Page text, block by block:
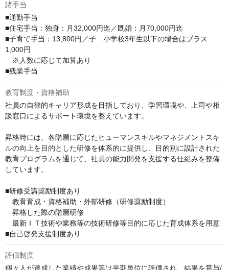
諸手当
■通勤手当
■住宅手当：独身：月32,000円迄／既婚：月70,000円迄
■子育て手当：13,800円／子　小学校3年生以下の場合はプラス
1,000円
※人数に応じて加算あり
■残業手当
教育制度・資格補助
社員の自律的キャリア形成を目指しており、学習環境や、上司や相
談窓口によるサポート環境を整えています。
昇格時には、各階層に応じたヒューマンスキルやマネジメントスキ
ルの向上を目的とした研修を体系的に提供し、目的別に設計された
教育プログラムを通じて、社員の能力開発を支援する仕組みを整備
しています。
■研修受講奨励制度あり
教育育成・資格補助・外部研修（研修奨励制度）
昇格した際の階層研修
最新ＩＴ技術や業務等の技術研修等目的に応じた育成体系を用意
■自己啓発支援制度あり
評価制度
個々人が達成した業績や成果等は半期単位に評価され、結果を賞与/